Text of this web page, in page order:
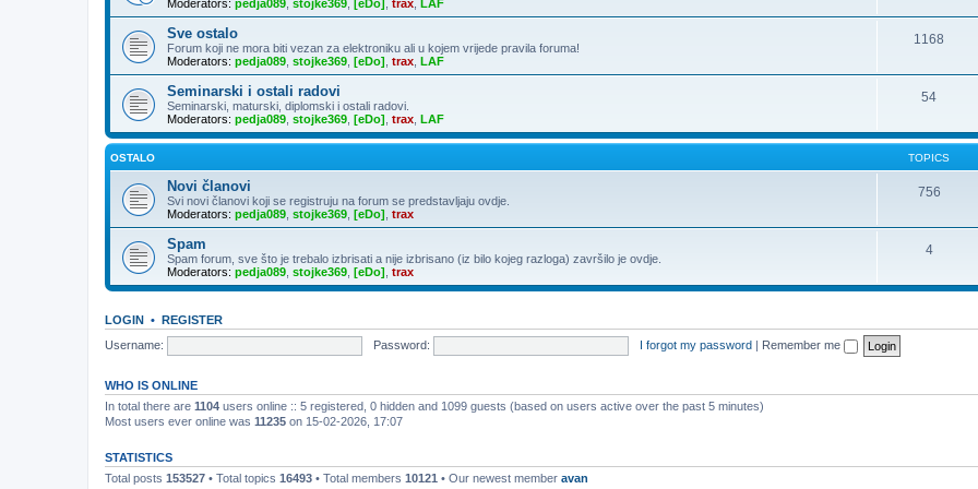
Moderators: pedja089 stojke369 [eDo] trax LAF
Sve ostalo
Forum koji ne mora biti vezan za elektroniku ali u kojem vrijede pravila foruma!
Moderators: pedja089 stojke369 [eDo] trax LAF
1168
Seminarski i ostali radovi
Seminarski, maturski, diplomski i ostali radovi.
Moderators: pedja089 stojke369 [eDo] trax LAF
54
OSTALO TOPICS
Novi članovi
Svi novi članovi koji se registruju na forum se predstavljaju ovdje.
Moderators: pedja089 stojke369 [eDo] trax
756
Spam
Spam forum, sve što je trebalo izbrisati a nije izbrisano (iz bilo kojeg razloga) završilo je ovdje.
Moderators: pedja089 stojke369 [eDo] trax
4
LOGIN • REGISTER
Username:
Password: I forgot my password | Remember me
WHO IS ONLINE
In total there are 1104 users online :: 5 registered, 0 hidden and 1099 guests (based on users active over the past 5 minutes)
Most users ever online was 11235 on 15-02-2026, 17:07
STATISTICS
Total posts 153527 • Total topics 16493 • Total members 10121 • Our newest member avan